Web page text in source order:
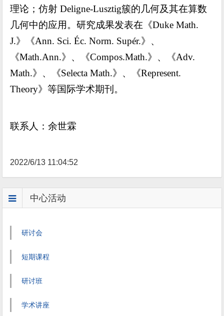
理论；仿射 Deligne-Lusztig簇的几何及其在算数
几何中的应用。研究成果发表在《Duke Math.
J.》《Ann. Sci. Éc. Norm. Supér.》、
《Math.Ann.》、《Compos.Math.》、《Adv.
Math.》、《Selecta Math.》、《Represent.
Theory》等国际学术期刊。
联系人：余世霖
2022/6/13 11:04:52
中心活动
研讨会
短期课程
研讨班
学术讲座